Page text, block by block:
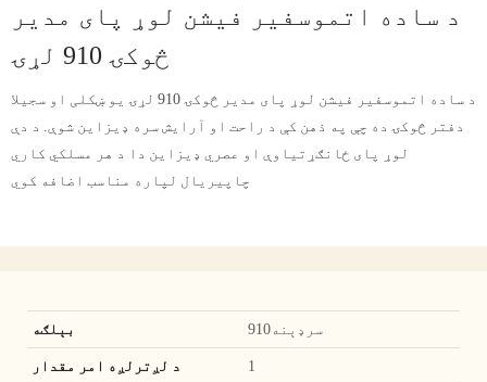
د ساده اتموسفیر فیشن لوړ پای مدیر
څوکۍ 910 لړۍ
د ساده اتموسفیر فیشن لوړ پای مدیر څوکۍ 910 لړۍ یو ښکلی او سجیلا
دفتر څوکۍ ده چې په ذهن کې د راحت او آرایش سره ډیزاین شوې. د دې
لوړ پای ځانګړتیاوې او عصري ډیزاین دا د هر مسلکي کاري
چاپیریال لپاره مناسب اضافه کوي
سرډېنه910
1